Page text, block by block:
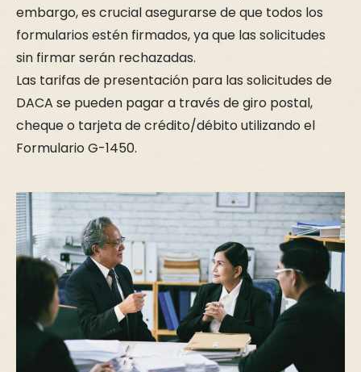
embargo, es crucial asegurarse de que todos los
formularios estén firmados, ya que las solicitudes
sin firmar serán rechazadas.
Las tarifas de presentación para las solicitudes de
DACA se pueden pagar a través de giro postal,
cheque o tarjeta de crédito/débito utilizando el
Formulario G-1450.